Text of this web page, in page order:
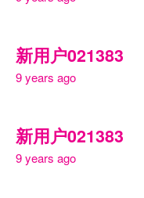
新用户021383
9 years ago
新用户021383
9 years ago